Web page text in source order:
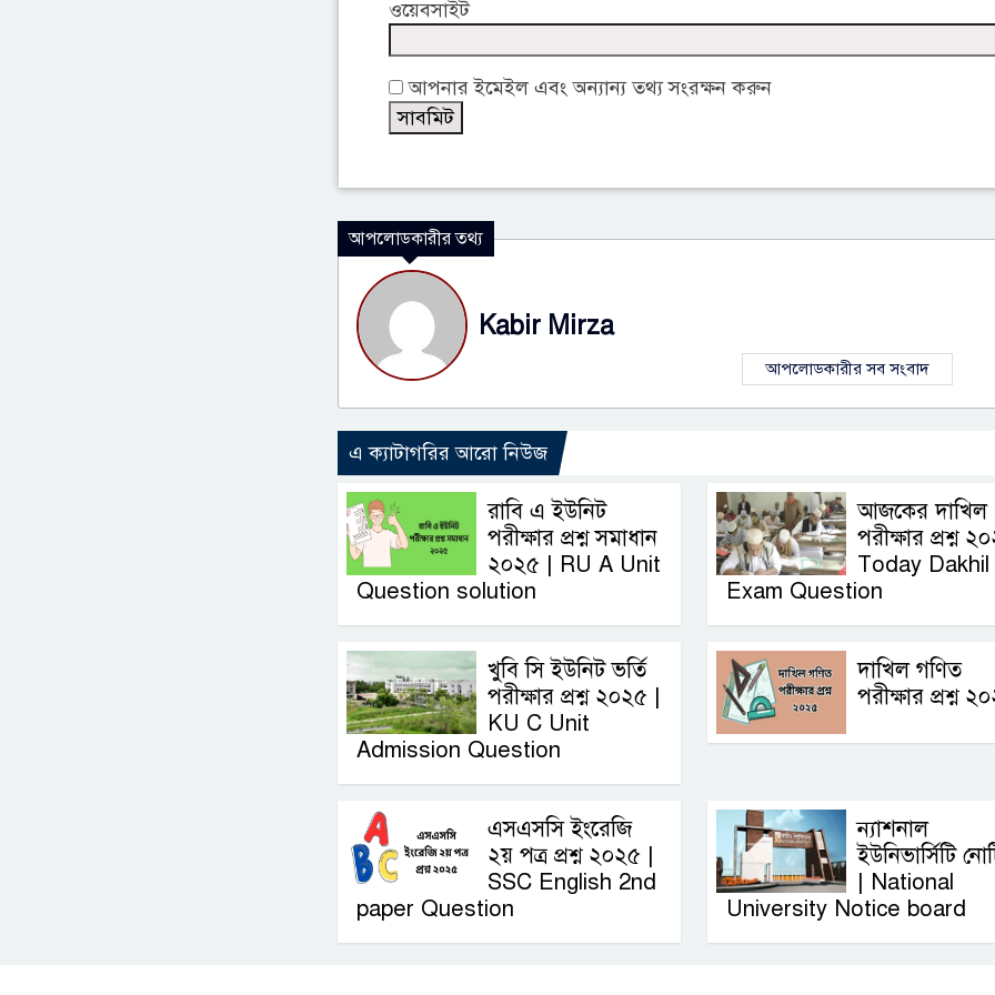
ওয়েবসাইট
আপনার ইমেইল এবং অন্যান্য তথ্য সংরক্ষন করুন
আপলোডকারীর তথ্য
Kabir Mirza
আপলোডকারীর সব সংবাদ
এ ক্যাটাগরির আরো নিউজ
রাবি এ ইউনিট
পরীক্ষার প্রশ্ন সমাধান
২০২৫ | RU A Unit
Question solution
আজকের দাখিল
পরীক্ষার প্রশ্ন
Today Dakhil
Exam Question
খুবি সি ইউনিট ভর্তি
পরীক্ষার প্রশ্ন ২০২৫ |
KU C Unit
Admission Question
দাখিল গণিত
পরীক্ষার প্রশ্ন
এসএসসি ইংরেজি
২য় পত্র প্রশ্ন ২০২৫ |
SSC English‌ 2nd
paper Question
ন্যাশনাল
ইউনিভার্সিটি
| National
University Notice board